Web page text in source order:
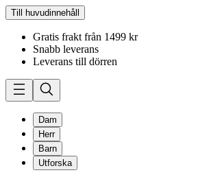
Till huvudinnehåll
Gratis frakt från 1499 kr
Snabb leverans
Leverans till dörren
Dam
Herr
Barn
Utforska